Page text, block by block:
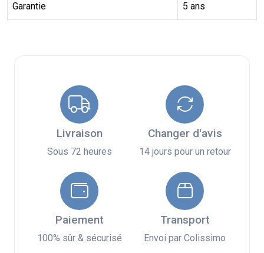
Garantie 5 ans
Livraison
Sous 72 heures
Changer d'avis
14 jours pour un retour
Paiement
100% sûr & sécurisé
Transport
Envoi par Colissimo